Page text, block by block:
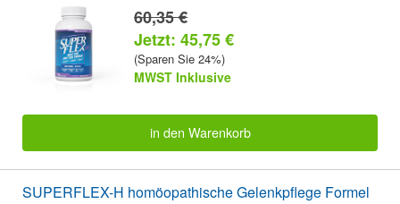
60,35 €
Jetzt: 45,75 €
(Sparen Sie 24%)
MWST Inklusive
in den Warenkorb
SUPERFLEX-H homöopathische Gelenkpflege Formel